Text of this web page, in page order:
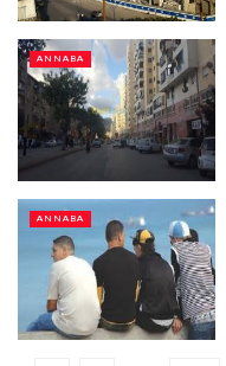
ANNABA
ANNABA